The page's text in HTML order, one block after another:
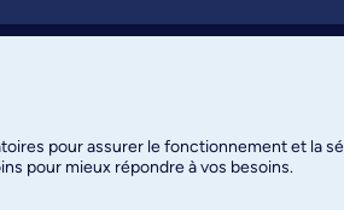
pour assurer le fonctionnement et la
pour mieux répondre à vos besoins.